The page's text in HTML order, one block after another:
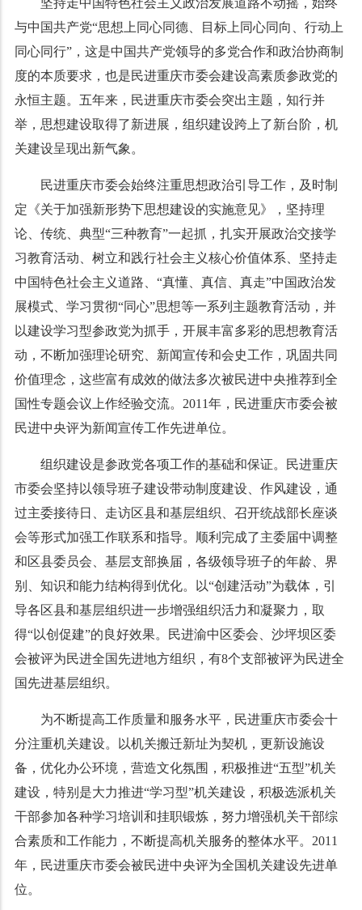
坚持走中国特色社会主义政治发展道路不动摇，始终
与中国共产党“思想上同心同德、目标上同心同向、行动上
同心同行”，这是中国共产党领导的多党合作和政治协商制
度的本质要求，也是民进重庆市委会建设高素质参政党的
永恒主题。五年来，民进重庆市委会突出主题，知行并
举，思想建设取得了新进展，组织建设跨上了新台阶，机
关建设呈现出新气象。
民进重庆市委会始终注重思想政治引导工作，及时制
定《关于加强新形势下思想建设的实施意见》，坚持理
论、传统、典型“三种教育”一起抓，扎实开展政治交接学
习教育活动、树立和践行社会主义核心价值体系、坚持走
中国特色社会主义道路、 “真懂、真信、真走”中国政治发
展模式、学习贯彻“同心”思想等一系列主题教育活动，并
以建设学习型参政党为抓手，开展丰富多彩的思想教育活
动，不断加强理论研究、新闻宣传和会史工作，巩固共同
价值理念，这些富有成效的做法多次被民进中央推荐到全
国性专题会议上作经验交流。 2011年，民进重庆市委会被
民进中央评为新闻宣传工作先进单位。
组织建设是参政党各项工作的基础和保证。民进重庆
市委会坚持以领导班子建设带动制度建设、作风建设，通
过主委接待日、走访区县和基层组织、召开统战部长座谈
会等形式加强工作联系和指导。顺利完成了主委届中调整
和区县委员会、基层支部换届，各级领导班子的年龄、界
别、知识和能力结构得到优化。以“创建活动”为载体，引
导各区县和基层组织进一步增强组织活力和凝聚力，取
得“以创促建”的良好效果。民进渝中区委会、沙坪坝区委
会被评为民进全国先进地方组织，有8个支部被评为民进全
国先进基层组织。
为不断提高工作质量和服务水平，民进重庆市委会十
分注重机关建设。以机关搬迁新址为契机，更新设施设
备，优化办公环境，营造文化氛围，积极推进“五型”机关
建设，特别是大力推进“学习型”机关建设，积极选派机关
干部参加各种学习培训和挂职锻炼，努力增强机关干部综
合素质和工作能力，不断提高机关服务的整体水平。 2011
年，民进重庆市委会被民进中央评为全国机关建设先进单
位。